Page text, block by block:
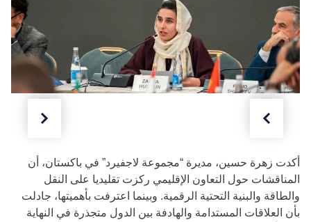
التالي السابق
أكدت زهرة حسين، مديرة “مجموعة لاجفيرد” في باكستان، أن
المناقشات حول التعاون الإقليمي ركزت تقليديا على النقل
والطاقة والبنية التحتية الرقمية. وبينما اعترفت بأهميتها، جادلت
بأن العلاقات المستدامة والهادفة بين الدول متجذرة في النهاية